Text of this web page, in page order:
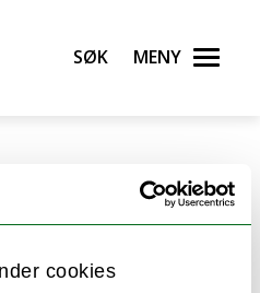
cookies
universitet
Søk Meny
Sosialantropologi